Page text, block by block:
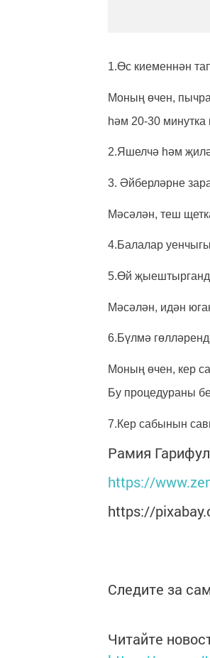
1.Өс киеменнән
Моның өчен,
һәм 20-30
2.Яшелчә һәм
3. Әйберләрне
Мәсәлән, теш
4.Балалар
5.Өй
Мәсәлән, идән
6.Бүлмә
Моның өчен, кер
Бу процедураны
7.Кер сабынын
Рамия
https://
https://
Следите за
Читайте